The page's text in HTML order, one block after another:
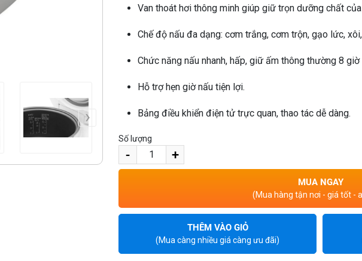
›
Van thoát hơi thông minh giúp giữ trọn dưỡng chất
Chế độ nấu đa dạng: cơm trắng, cơm trộn, gạo lức,
Chức năng nấu nhanh, hấp, giữ ấm thông thường 8
Hỗ trợ hẹn giờ nấu tiện lợi.
Bảng điều khiển điện tử trực quan, thao tác dễ dàng.
Số lượng
- +
MUA NGAY
(Mua hàng tận nơi - giá tốt -
THÊM VÀO GIỎ
(Mua càng nhiều giá càng ưu đãi)